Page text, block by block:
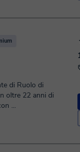
di Ruolo di
oltre 22 anni di
...